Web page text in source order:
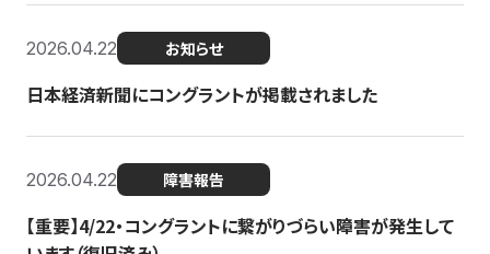
2026.04.22 お知らせ
日本経済新聞にコングラントが掲載されました
2026.04.22 障害報告
【重要】4/22・コングラントに繋がりづらい障害が発生して